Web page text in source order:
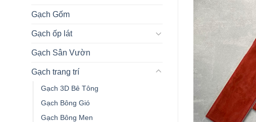
Gạch Gốm
Gạch ốp lát
Gạch Sân Vườn
Gạch trang trí
Gạch 3D Bê Tông
Gạch Bông Gió
Gạch Bông Men